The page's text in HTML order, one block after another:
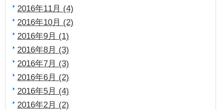
2016年11月 (4)
2016年10月 (2)
2016年9月 (1)
2016年8月 (3)
2016年7月 (3)
2016年6月 (2)
2016年5月 (4)
2016年2月 (2)